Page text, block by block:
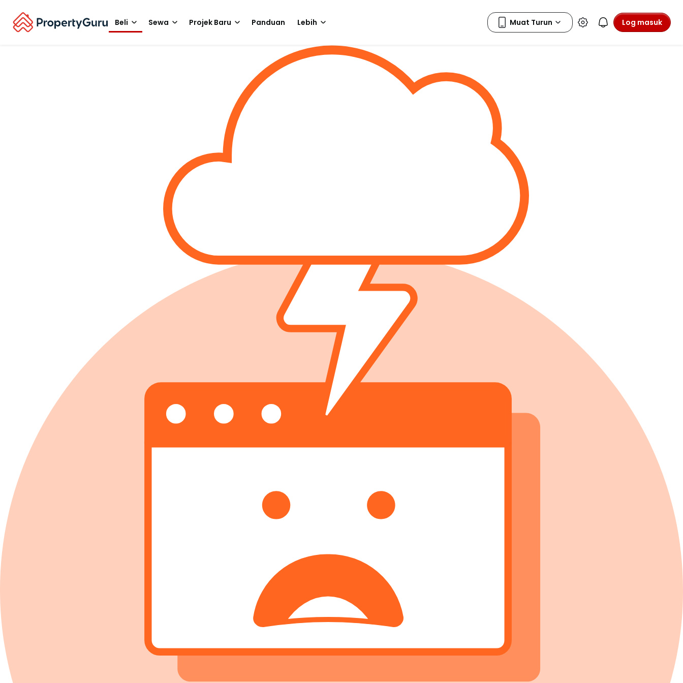
Beli Sewa Projek Baru Panduan Lebih Log masuk